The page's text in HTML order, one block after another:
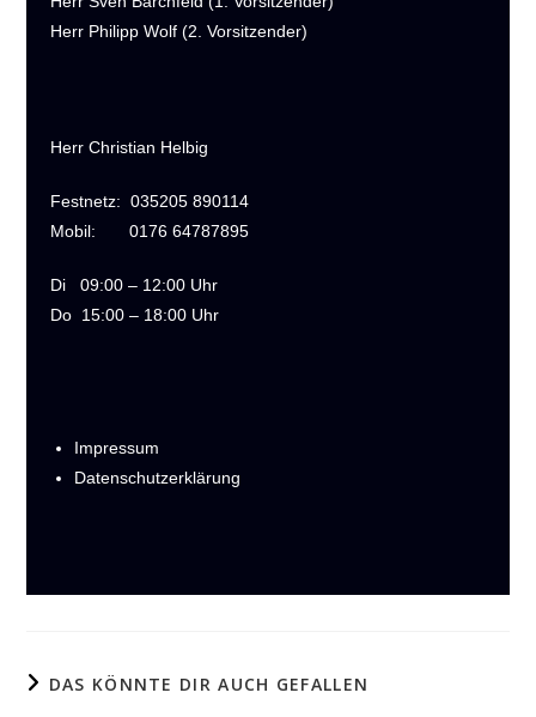
Herr Philipp Wolf (2. Vorsitzender)
Herr Christian Helbig
Festnetz:035205 890114
Mobil:0176 64787895
Di09:00 – 12:00 Uhr
Do 15:00 – 18:00 Uhr
Impressum
Datenschutzerklärung
DAS KÖNNTE DIR AUCH GEFALLEN